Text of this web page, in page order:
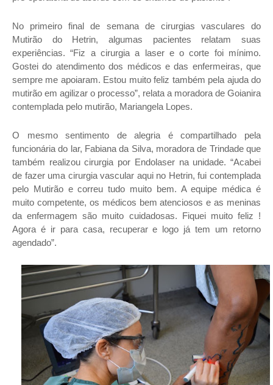
No primeiro final de semana de cirurgias vasculares do
Mutirão do Hetrin, algumas pacientes relatam suas
experiências. “Fiz a cirurgia a laser e o corte foi mínimo.
Gostei do atendimento dos médicos e das enfermeiras, que
sempre me apoiaram. Estou muito feliz também pela ajuda do
mutirão em agilizar o processo”, relata a moradora de Goianira
contemplada pelo mutirão, Mariangela Lopes.
O mesmo sentimento de alegria é compartilhado pela
funcionária do lar, Fabiana da Silva, moradora de Trindade que
também realizou cirurgia por Endolaser na unidade. “Acabei
de fazer uma cirurgia vascular aqui no Hetrin, fui contemplada
pelo Mutirão e correu tudo muito bem. A equipe médica é
muito competente, os médicos bem atenciosos e as meninas
da enfermagem são muito cuidadosas. Fiquei muito feliz !
Agora é ir para casa, recuperar e logo já tem um retorno
agendado”.